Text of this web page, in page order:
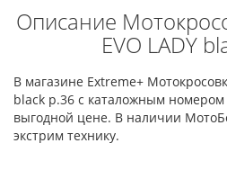
Описание
EVO LADY
В магазине Extreme+
black р.36 с каталожным
выгодной цене. В наличии
экстрим технику.